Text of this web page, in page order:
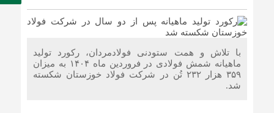
با تلاش و همت ستودنی فولادمردان، رکورد تولید
ماهیانه شمش فولادی در فروردین ماه ۱۴۰۴ به میزان
۳۵۹ هزار ۲۳۲ تُن در شرکت فولاد خوزستان شکسته
شد.